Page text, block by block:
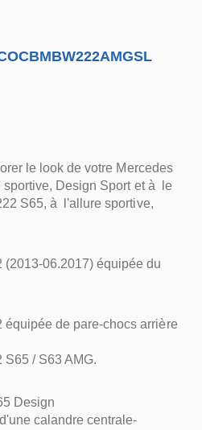
le look de votre Mercedes
Design Sport et à le
S65, à l'allure sportive,
(2013-06.2017) équipée du
équipée de pare-chocs arrière
S65 / S63 AMG.
Design
calandre centrale-